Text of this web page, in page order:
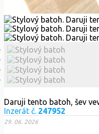
Daruji tento batoh, šev
Inzerát č. 247952
29. 06. 2026